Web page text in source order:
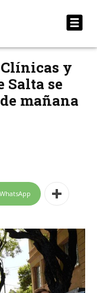
y
Salta se
mañana
WhatsApp